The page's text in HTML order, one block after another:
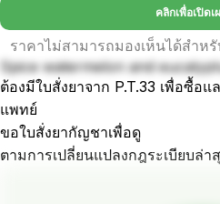
คลิกเพื่อเปิดเ
ราคาไม่สามารถมองเห็นได้สำ
Spice watermelon and
ต้องมีใบสั่งยาจาก P.T.33 เพื่อซื้
แพทย์
ขอใบสั่งยากัญชาเพื่อดู
ตามการเปลี่ยนแปลงกฎระเบียบล่า